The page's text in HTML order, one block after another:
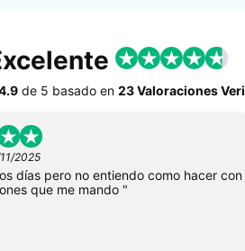
de 5 basado en 23 Valoraciones
2025
días pero no entiendo como hacer con
que me mando "